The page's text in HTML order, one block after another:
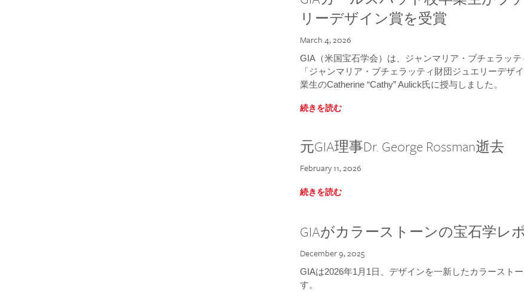
リーデザイン賞を受賞
March 4, 2026
GIA（米国宝石学会）は、ジャンマリア・ブチェラッ
「ジャンマリア・ブチェラッティ財団ジュエリーデザ
業生のCatherine “Cathy” Aulick氏に授与しました。
続きを読む
元GIA理事Dr. George Rossman逝去
February 11, 2026
続きを読む
GIAがカラーストーンの宝石学レ
December 9, 2025
GIAは2026年1月1日、デザインを一新したカラースト
す。